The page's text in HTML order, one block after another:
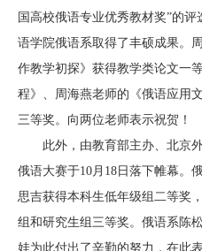
国高校俄语专业优秀教材奖”的
语学院俄语系取得了丰硕成果。
作教学初探》获得教学类论文一
程》、周海燕老师的《俄语应用
三等奖。向两位老师表示祝贺！
此外，由教育部主办、北京
俄语大赛于10月 18 日落下帷幕。
思吉获得本科生低年级组二等奖
组和研究生组三等奖。俄语系陈
娃为此付出了辛勤的努力，在此